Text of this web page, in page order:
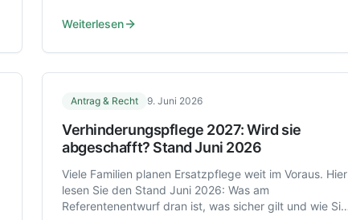
Weiterlesen
Antrag & Recht 9. Juni 2026
Verhinderungspflege 2027: Wird sie
abgeschafft? Stand Juni 2026
Viele Familien planen Ersatzpflege weit im Voraus. Hier
lesen Sie den Stand Juni 2026: Was am
Referentenentwurf dran ist, was sicher gilt und wie Sie